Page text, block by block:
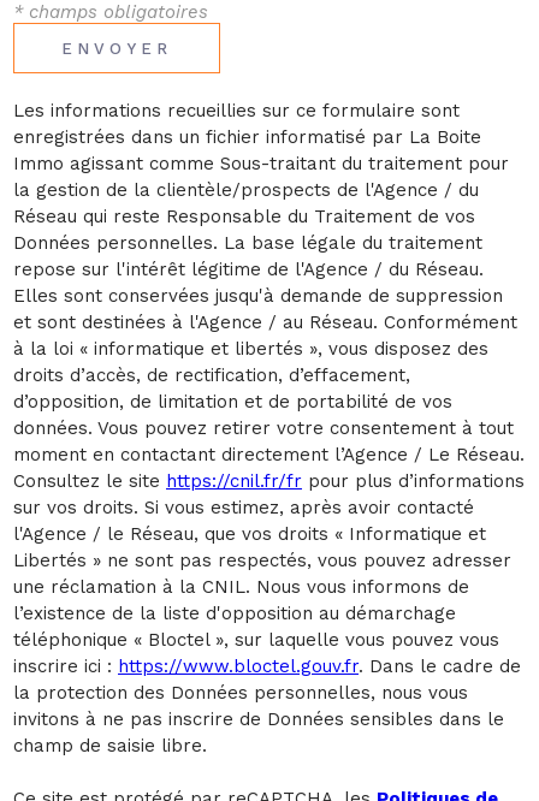
* champs obligatoires
ENVOYER
Les informations recueillies sur ce formulaire sont
enregistrées dans un fichier informatisé par La Boite
Immo agissant comme Sous-traitant du traitement pour
la gestion de la clientèle/prospects de l'Agence / du
Réseau qui reste Responsable du Traitement de vos
Données personnelles. La base légale du traitement
repose sur l'intérêt légitime de l'Agence / du Réseau.
Elles sont conservées jusqu'à demande de suppression
et sont destinées à l'Agence / au Réseau. Conformément
à la loi « informatique et libertés », vous disposez des
droits d’accès, de rectification, d’effacement,
d’opposition, de limitation et de portabilité de vos
données. Vous pouvez retirer votre consentement à tout
moment en contactant directement l’Agence / Le Réseau.
Consultez le site https://cnil.fr/fr pour plus d’informations
sur vos droits. Si vous estimez, après avoir contacté
l'Agence / le Réseau, que vos droits « Informatique et
Libertés » ne sont pas respectés, vous pouvez adresser
une réclamation à la CNIL. Nous vous informons de
l’existence de la liste d'opposition au démarchage
téléphonique « Bloctel », sur laquelle vous pouvez vous
inscrire ici : https://www.bloctel.gouv.fr. Dans le cadre de
la protection des Données personnelles, nous vous
invitons à ne pas inscrire de Données sensibles dans le
champ de saisie libre.